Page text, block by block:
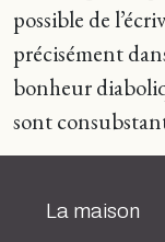
possible de
précisément
bonheur
sont
La maison